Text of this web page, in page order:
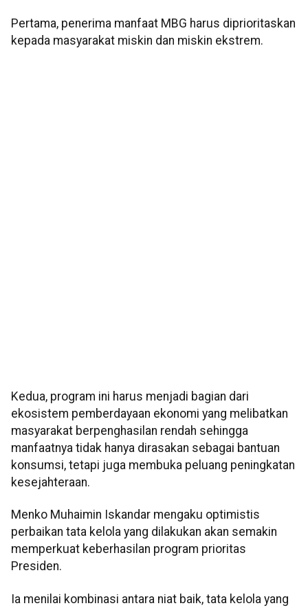
Pertama, penerima manfaat MBG harus diprioritaskan
kepada masyarakat miskin dan miskin ekstrem.
Kedua, program ini harus menjadi bagian dari
ekosistem pemberdayaan ekonomi yang melibatkan
masyarakat berpenghasilan rendah sehingga
manfaatnya tidak hanya dirasakan sebagai bantuan
konsumsi, tetapi juga membuka peluang peningkatan
kesejahteraan.
Menko Muhaimin Iskandar mengaku optimistis
perbaikan tata kelola yang dilakukan akan semakin
memperkuat keberhasilan program prioritas
Presiden.
Ia menilai kombinasi antara niat baik, tata kelola yang